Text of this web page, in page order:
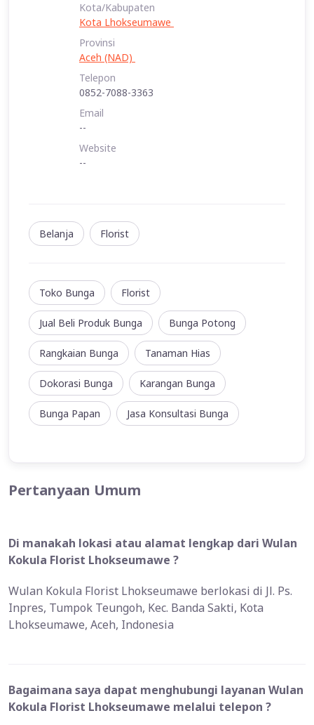
Kota/Kabupaten
Kota Lhokseumawe
Provinsi
Aceh (NAD)
Telepon
0852-7088-3363
Email
--
Website
--
Belanja Florist
Toko Bunga Florist
Jual Beli Produk Bunga Bunga Potong
Rangkaian Bunga Tanaman Hias
Dokorasi Bunga Karangan Bunga
Bunga Papan Jasa Konsultasi Bunga
Pertanyaan Umum
Di manakah lokasi atau alamat lengkap dari Wulan
Kokula Florist Lhokseumawe ?
Wulan Kokula Florist Lhokseumawe berlokasi di Jl. Ps.
Inpres, Tumpok Teungoh, Kec. Banda Sakti, Kota
Lhokseumawe, Aceh, Indonesia
Bagaimana saya dapat menghubungi layanan Wulan
Kokula Florist Lhokseumawe melalui telepon ?